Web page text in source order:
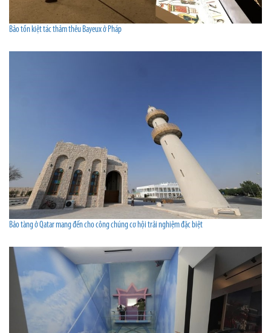
Bảo tồn kiệt tác thảm thêu Bayeux ở Pháp
Bảo tàng ở Qatar mang đến cho công chúng cơ hội trải nghiệm đặc biệt